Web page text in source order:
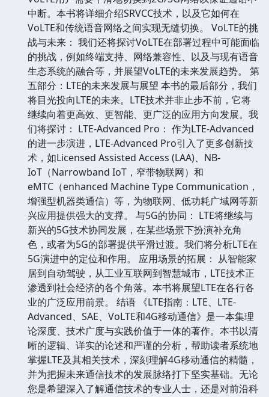
中断。本书将详细介绍SRVCC技术，以及它如何在
VoLTE和传统语音网络之间实现无缝切换。 VoLTE的挑
战与未来： 我们还将探讨VoLTE在部署过程中可能面临
的挑战，例如终端支持、网络兼容性、以及与现有语音
生态系统的融合等，并展望VoLTE的未来发展趋势。 第
五部分：LTE的未来发展与展望 本书的最后部分，我们
将目光投向LTE的未来。LTE技术并非止步不前，它将
继续向着更高效、更智能、更广泛的应用方向发展。我
们将探讨： LTE-Advanced Pro： 作为LTE-Advanced
的进一步演进，LTE-Advanced Pro引入了更多创新技
术，如Licensed Assisted Access (LAA)、NB-
IoT（Narrowband IoT，窄带物联网）和
eMTC（enhanced Machine Type Communication，
增强型机器类通信）等，为物联网、低功耗广域网等新
兴应用提供强大的支撑。 与5G的协同： LTE将继续与
新兴的5G技术协同发展，在某些场景下扮演补充角
色，或者为5G的部署提供平滑过渡。我们将分析LTE在
5G演进中的定位和作用。 应用场景的拓展： 从智能家
居到自动驾驶，从工业互联网到智慧城市，LTE技术正
渗透到社会经济的各个角落。本书将展望LTE在各行各
业的广泛应用前景。 结语 《LTE指南：LTE、LTE-
Advanced、SAE、VoLTE和4G移动通信》是一本集理
论深度、技术广度与实践价值于一体的著作。本书以清
晰的逻辑、详实的论述和严谨的分析，帮助读者系统地
掌握LTE及其相关技术，深刻理解4G移动通信的精髓，
并为把握未来通信技术的发展脉络打下坚实基础。无论
您是希望深入了解通信技术的专业人士，还是对前沿科